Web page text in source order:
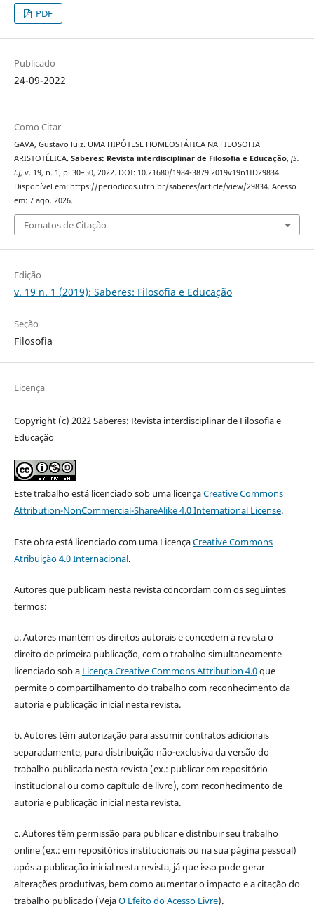
PDF
Publicado
24-09-2022
Como Citar
GAVA, Gustavo luiz. UMA HIPÓTESE HOMEOSTÁTICA NA FILOSOFIA
ARISTOTÉLICA. Saberes: Revista interdisciplinar de Filosofia e Educação, [S.
l.], v. 19, n. 1, p. 30–50, 2022. DOI: 10.21680/1984-3879.2019v19n1ID29834.
Disponível em: https://periodicos.ufrn.br/saberes/article/view/29834. Acesso
em: 7 ago. 2026.
Fomatos de Citação
Edição
v. 19 n. 1 (2019): Saberes: Filosofia e Educação
Seção
Filosofia
Licença
Copyright (c) 2022 Saberes: Revista interdisciplinar de Filosofia e
Educação
Este trabalho está licenciado sob uma licençaCreative Commons
Attribution-NonCommercial-ShareAlike 4.0 International License.
Este obra está licenciado com uma LicençaCreative Commons
Atribuição 4.0 Internacional.
Autores que publicam nesta revista concordam com os seguintes
termos:
a. Autores mantém os direitos autorais e concedem à revista o
direito de primeira publicação, com o trabalho simultaneamente
licenciado sob a Licença Creative Commons Attribution 4.0que
permite o compartilhamento do trabalho com reconhecimento da
autoria e publicação inicial nesta revista.
b. Autores têm autorização para assumir contratos adicionais
separadamente, para distribuição não-exclusiva da versão do
trabalho publicada nesta revista (ex.: publicar em repositório
institucional ou como capítulo de livro), com reconhecimento de
autoria e publicação inicial nesta revista.
c. Autores têm permissão para publicar e distribuir seu trabalho
online (ex.: em repositórios institucionais ou na sua página pessoal)
após a publicação inicial nesta revista, já que isso pode gerar
alterações produtivas, bem como aumentar o impacto e a citação do
trabalho publicado (VejaO Efeito do Acesso Livre).